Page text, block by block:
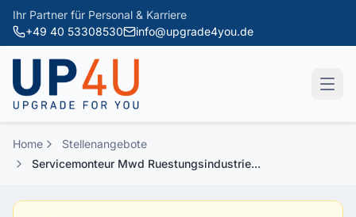
Zum Hauptinhalt springen
Ihr Partner für Personal & Karriere
+49 40 53308530
info@upgrade4you.de
Home
Stellenangebote
Servicemonteur Mwd Ruestungsindustrie...